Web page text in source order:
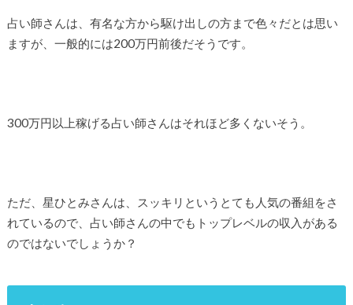
占い師さんは、有名な方から駆け出しの方まで色々だとは思い
ますが、一般的には200万円前後だそうです。
300万円以上稼げる占い師さんはそれほど多くないそう。
ただ、星ひとみさんは、スッキリというとても人気の番組をさ
れているので、占い師さんの中でもトップレベルの収入がある
のではないでしょうか？